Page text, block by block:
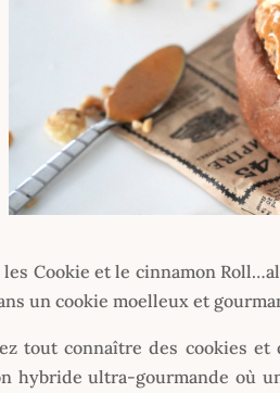
les Cookie et le cinnamon
un cookie moelleux et
tout connaître des cookies et
hybride ultra-gourmande où